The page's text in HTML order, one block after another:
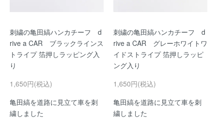
刺繍の亀田縞ハンカチーフ d
rive a CAR ブラックラインス
トライプ 箔押しラッピング入
り
1,650円(税込)
亀田縞を道路に見立て車を刺
繍しました
刺繍の亀田縞ハンカチーフ d
rive a CAR グレーホワイトワ
イドストライプ 箔押しラッピ
ング入り
1,650円(税込)
亀田縞を道路に見立て車を刺
繍しました